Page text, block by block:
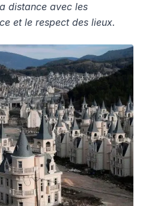
distance avec les
et le respect des lieux.